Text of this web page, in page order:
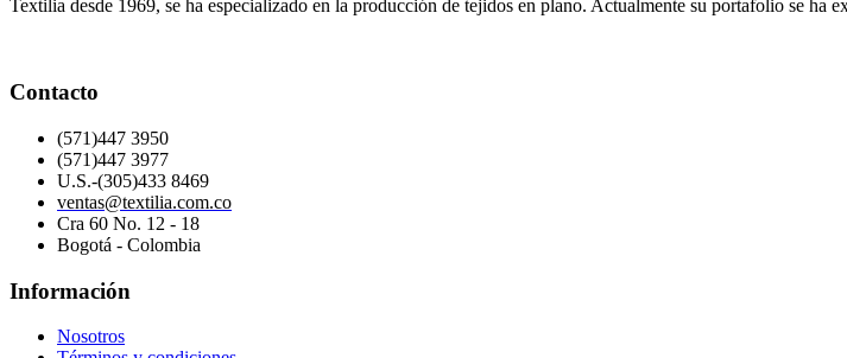
Textilia desde 1969, se ha especializado en la producción de tejidos en plano. Actualmente su portafolio se ha
Contacto
(571)447 3950
(571)447 3977
U.S.-(305)433 8469
ventas@textilia.com.co
Cra 60 No. 12 - 18
Bogotá - Colombia
Información
Nosotros